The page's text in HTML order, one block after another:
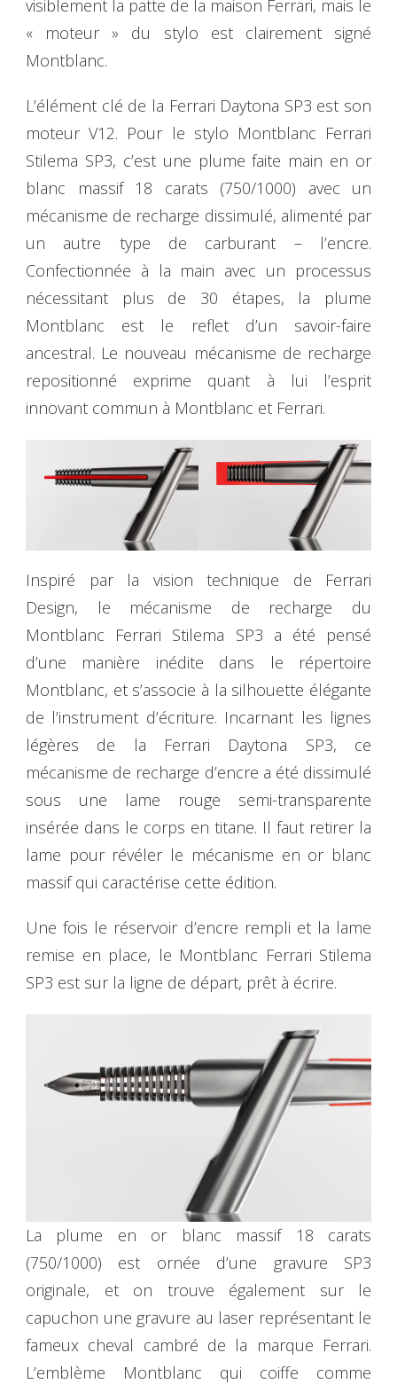
visiblement la patte de la maison Ferrari, mais le
« moteur » du stylo est clairement signé
Montblanc.
L’élément clé de la Ferrari Daytona SP3 est son
moteur V12. Pour le stylo Montblanc Ferrari
Stilema SP3, c’est une plume faite main en or
blanc massif 18 carats (750/1000) avec un
mécanisme de recharge dissimulé, alimenté par
un autre type de carburant – l’encre.
Confectionnée à la main avec un processus
nécessitant plus de 30 étapes, la plume
Montblanc est le reflet d’un savoir-faire
ancestral. Le nouveau mécanisme de recharge
repositionné exprime quant à lui l’esprit
innovant commun à Montblanc et Ferrari.
Inspiré par la vision technique de Ferrari
Design, le mécanisme de recharge du
Montblanc Ferrari Stilema SP3 a été pensé
d’une manière inédite dans le répertoire
Montblanc, et s’associe à la silhouette élégante
de l’instrument d’écriture. Incarnant les lignes
légères de la Ferrari Daytona SP3, ce
mécanisme de recharge d’encre a été dissimulé
sous une lame rouge semi-transparente
insérée dans le corps en titane. Il faut retirer la
lame pour révéler le mécanisme en or blanc
massif qui caractérise cette édition.
Une fois le réservoir d’encre rempli et la lame
remise en place, le Montblanc Ferrari Stilema
SP3 est sur la ligne de départ, prêt à écrire.
La plume en or blanc massif 18 carats
(750/1000) est ornée d’une gravure SP3
originale, et on trouve également sur le
capuchon une gravure au laser représentant le
fameux cheval cambré de la marque Ferrari.
L’emblème Montblanc qui coiffe comme